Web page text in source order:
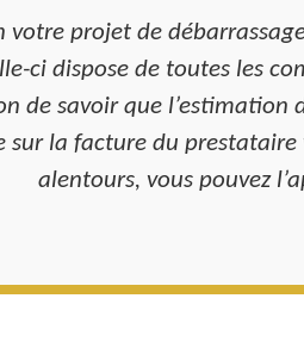
votre projet de
ci dispose de toutes les
de savoir que l’estimation
sur la facture du
alentours, vous pouvez